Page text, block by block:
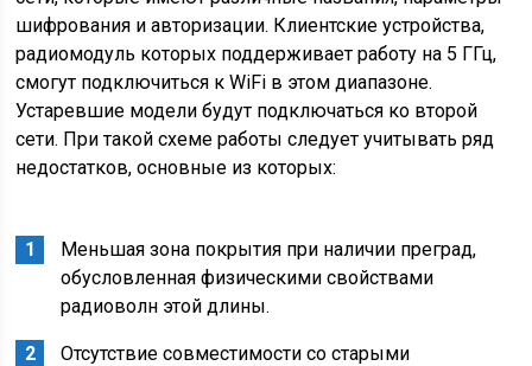
шифрования и авторизации. Клиентские устройства,
радиомодуль которых поддерживает работу на 5 ГГц,
смогут подключиться к WiFi в этом диапазоне.
Устаревшие модели будут подключаться ко второй
сети. При такой схеме работы следует учитывать ряд
недостатков, основные из которых:
Меньшая зона покрытия при наличии преград,
обусловленная физическими свойствами
радиоволн этой длины.
Отсутствие совместимости со старыми